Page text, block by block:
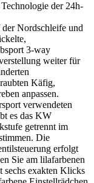
der 24h-
Nordschleife und
3-way
weiter für
Käfig,
anpassen.
verwendeten
es das KW
getrennt im
Die
erfolgt
Sie am lilafarbenen
sechs exakten Klicks